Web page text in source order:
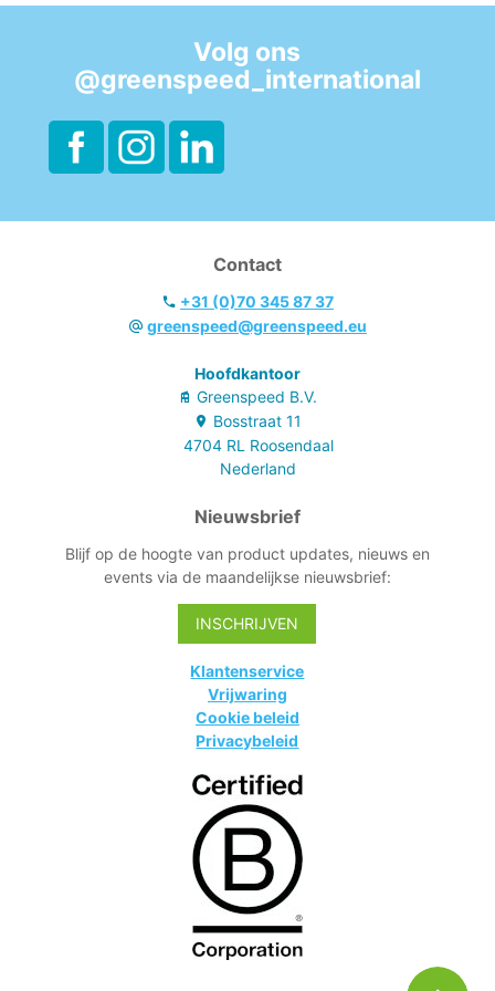
bewegingsvrijheid.
in > 90 %
kunststof.
Volg ons
@greenspeed_international
Contact
+31 (0)70 345 87 37
greenspeed@greenspeed.eu
Hoofdkantoor
Greenspeed B.V.
Bosstraat 11
4704 RL Roosendaal
Nederland
Nieuwsbrief
Blijf op de hoogte van product updates, nieuws en
events via de maandelijkse nieuwsbrief:
INSCHRIJVEN
Klantenservice
Vrijwaring
Cookie beleid
Privacybeleid